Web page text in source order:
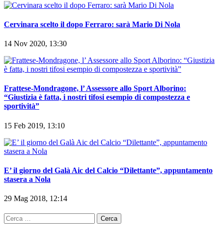
Cervinara scelto il dopo Ferraro: sarà Mario Di Nola
14 Nov 2020, 13:30
Frattese-Mondragone, l’ Assessore allo Sport Alborino:
“Giustizia è fatta, i nostri tifosi esempio di compostezza e
sportività”
15 Feb 2019, 13:10
E’ il giorno del Galà Aic del Calcio “Dilettante”, appuntamento
stasera a Nola
29 Mag 2018, 12:14
Ricerca
per: